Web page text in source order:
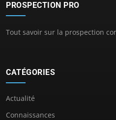
PROSPECTION PRO
Tout savoir sur la prospection
CATÉGORIES
Actualité
Connaissances